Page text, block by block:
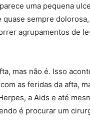
uma pequena
sempre
agrupamentos de
mas não é. Isso
as feridas da afta,
a Aids e até
é procurar um